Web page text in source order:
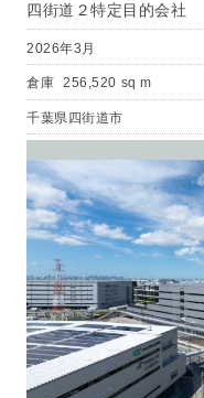
四街道２特定目的会社
2026年3月
倉庫 256,520 sq m
千葉県四街道市